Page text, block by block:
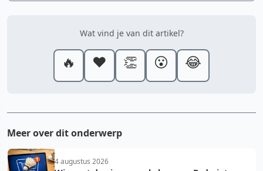
Wat vind je van dit artikel?
🔥 ❤️ 👏 😮 😂
Meer over dit onderwerp
4 augustus 2026